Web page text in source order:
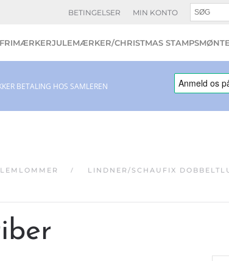
BETINGELSER MIN KONTO
FRIMÆRKERJULEMÆRKER/CHRISTMAS STAMPS
BETALING HOS SAMLEREN
LINDNER/SCHAUFIX